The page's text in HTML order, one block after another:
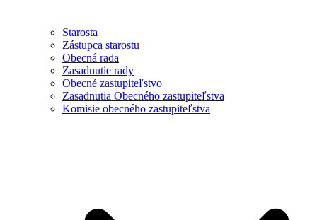
Starosta
Zástupca starostu
Obecná rada
Zasadnutie rady
Obecné zastupiteľstvo
Zasadnutia Obecného zastupiteľstva
Komisie obecného zastupiteľstva